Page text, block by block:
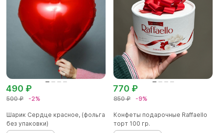
500 ₽ -2%
490 ₽
Шарик Сердце красное, (фольга
без упаковки)
850 ₽ -9%
770 ₽
Конфеты подарочные Raffaello
торт 100 гр.